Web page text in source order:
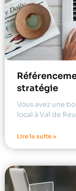
stratégie
Vous avez une
local à Val de
Lire la suite »